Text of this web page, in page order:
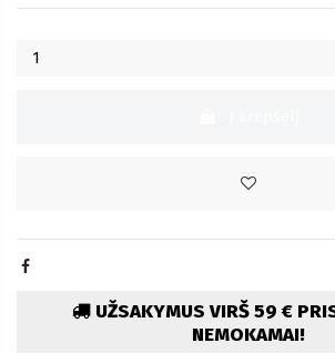
UŽSAKYMUS VIRŠ 59 €
NEMOKAMAI!